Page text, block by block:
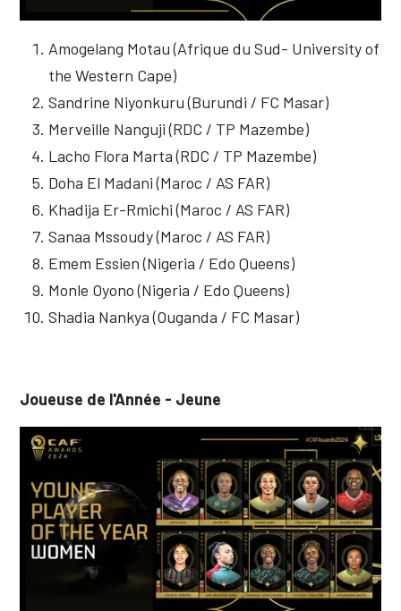
Amogelang Motau (Afrique du Sud- University of
the Western Cape)
Sandrine Niyonkuru (Burundi / FC Masar)
Merveille Nanguji (RDC / TP Mazembe)
Lacho Flora Marta (RDC / TP Mazembe)
Doha El Madani (Maroc / AS FAR)
Khadija Er-Rmichi (Maroc / AS FAR)
Sanaa Mssoudy (Maroc / AS FAR)
Emem Essien (Nigeria / Edo Queens)
Monle Oyono (Nigeria / Edo Queens)
Shadia Nankya (Ouganda / FC Masar)
Joueuse de l'Année - Jeune